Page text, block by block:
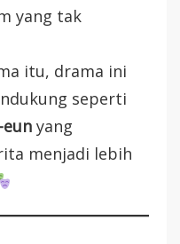
yang tak
itu, drama ini
seperti
eun yang
menjadi lebih